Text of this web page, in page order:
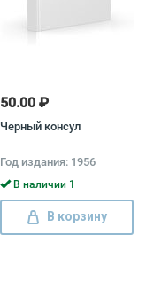
50.00 ₽
Черный консул
Год издания: 1956
В наличии 1
В корзину